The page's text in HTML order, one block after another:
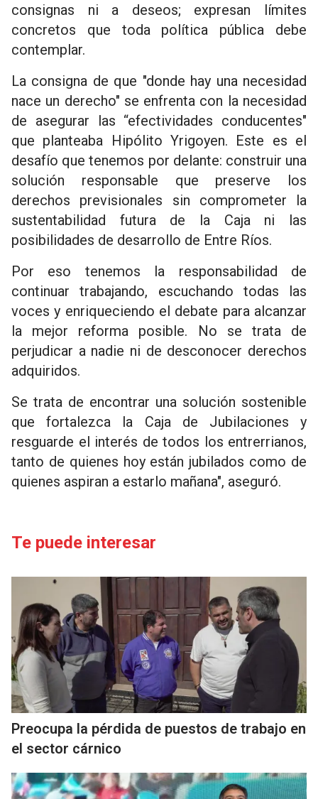
consignas ni a deseos; expresan límites
concretos que toda política pública debe
contemplar.
La consigna de que "donde hay una necesidad
nace un derecho" se enfrenta con la necesidad
de asegurar las “efectividades conducentes"
que planteaba Hipólito Yrigoyen. Este es el
desafío que tenemos por delante: construir una
solución responsable que preserve los
derechos previsionales sin comprometer la
sustentabilidad futura de la Caja ni las
posibilidades de desarrollo de Entre Ríos.
Por eso tenemos la responsabilidad de
continuar trabajando, escuchando todas las
voces y enriqueciendo el debate para alcanzar
la mejor reforma posible. No se trata de
perjudicar a nadie ni de desconocer derechos
adquiridos.
Se trata de encontrar una solución sostenible
que fortalezca la Caja de Jubilaciones y
resguarde el interés de todos los entrerrianos,
tanto de quienes hoy están jubilados como de
quienes aspiran a estarlo mañana", aseguró.
Te puede interesar
Preocupa la pérdida de puestos de trabajo en
el sector cárnico